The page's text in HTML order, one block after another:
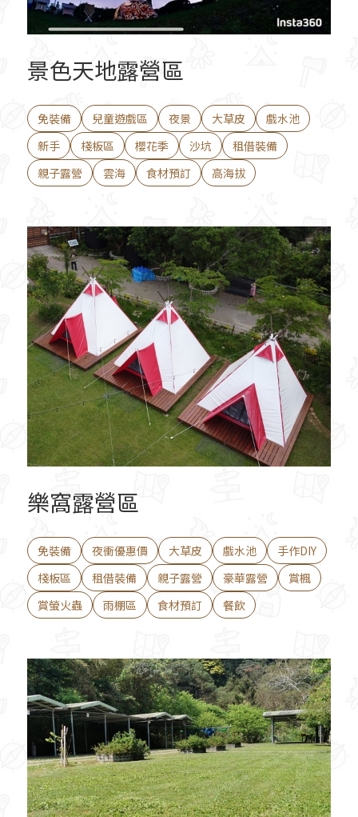
景色天地露營區
免裝備 兒童遊戲區 夜景 大草皮
戲水池
新手
棧板區 櫻花季 沙坑
租借裝備
親子露營
雲海 食材預訂 高海拔
樂窩露營區
免裝備 夜衝優惠價 大草皮 戲水池
手作DIY
棧板區
租借裝備 親子露營 豪華露營
賞楓
賞螢火蟲
雨棚區 食材預訂 餐飲